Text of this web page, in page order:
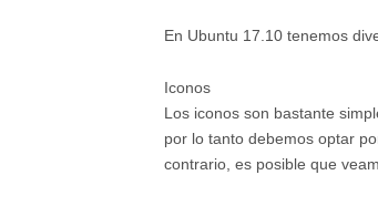
En Ubuntu 17.10 tenemos
Iconos
Los iconos son bastante
por lo tanto debemos optar
contrario, es posible que